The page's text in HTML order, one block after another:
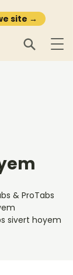
site →
& ProTabs
sivert hoyem